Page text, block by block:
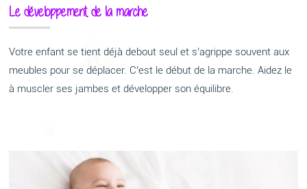
Le développement de la marche
Votre enfant se tient déjà debout seul et s’agrippe souvent aux
meubles pour se déplacer. C’est le début de la marche. Aidez le
à muscler ses jambes et développer son équilibre.